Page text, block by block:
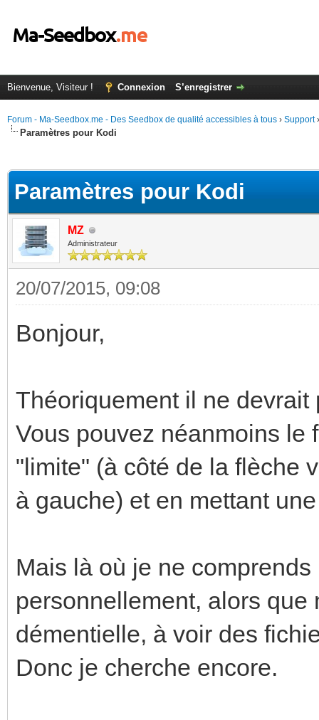
Bienvenue, Visiteur ! Connexion S’enregistrer
Forum - Ma-Seedbox.me - Des Seedbox de qualité accessibles à tous › Support
Paramètres pour Kodi
Paramètres pour Kodi
MZ
Administrateur
20/07/2015, 09:08
Bonjour,
Théoriquement il ne
Vous pouvez néanmoins le
"limite" (à côté de la flèche
à gauche) et en mettant
Mais là où je ne
personnellement, alors que
démentielle, à voir des
Donc je cherche encore.